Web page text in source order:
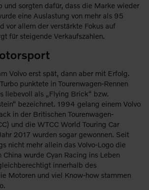
und sorgten dafür, dass die Marke wieder
eine Auslastung von mehr als 95
vor allem der verstärkte Fokus auf
für steigende Verkaufszahlen.
Volvo erst spät, dann aber mit Erfolg.
punktete in Tourenwagen-Rennen
liebevoll als „Flying Brick“ bzw.
bezeichnet. 1994 gelang einem Volvo
in der Britischen Tourenwagen-
und die WTCC World Touring Car
2017 wurden sogar gewonnen. Seit
nicht mehr allein das Volvo-Logo die
wurde Cyan Racing ins Leben
innerhalb des
Motoren und viel Know-how stammen